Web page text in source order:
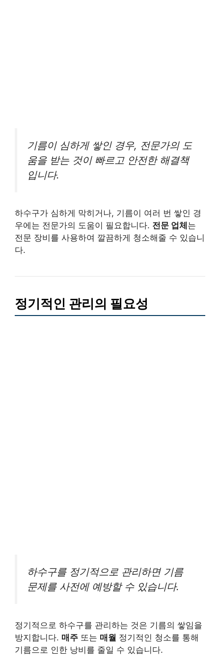
기름이 심하게 쌓인 경우, 전문가의 도
움을 받는 것이 빠르고 안전한 해결책
입니다.
하수구가 심하게 막히거나, 기름이 여러 번 쌓인 경
우에는 전문가의 도움이 필요합니다. 전문 업체 는
전문 장비를 사용하여 깔끔하게 청소해줄 수 있습니
다.
정기적인 관리의 필요성
하수구를 정기적으로 관리하면 기름
문제를 사전에 예방할 수 있습니다.
정기적으로 하수구를 관리하는 것은 기름의 쌓임을
방지합니다. 매주 또는 매월 정기적인 청소를 통해
기름으로 인한 낭비를 줄일 수 있습니다.